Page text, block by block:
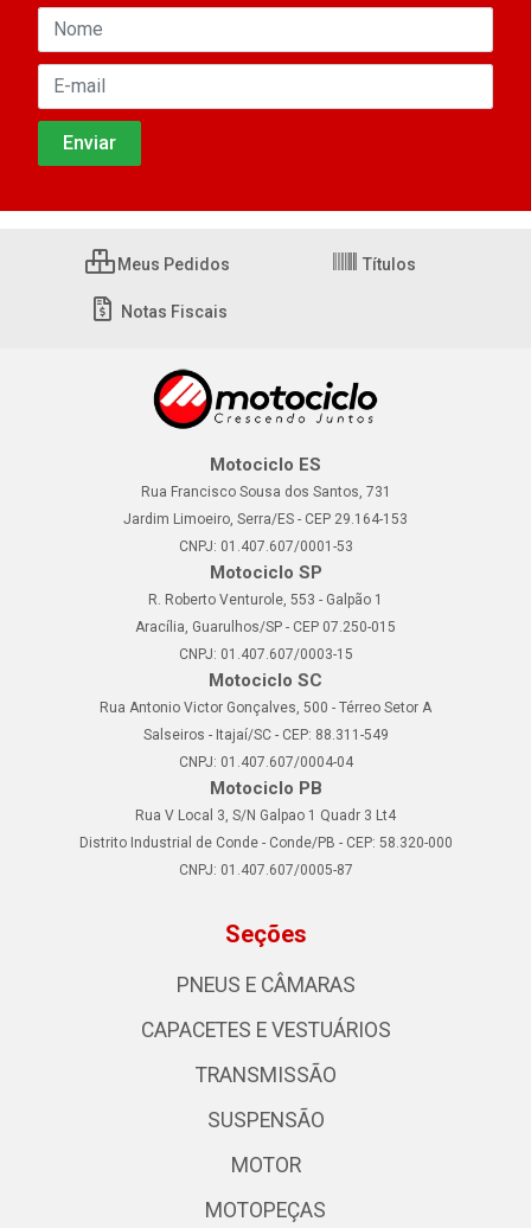
Meus Pedidos Títulos
Notas Fiscais
Motociclo ES
Rua Francisco Sousa dos Santos, 731
Jardim Limoeiro, Serra/ES - CEP 29.164-153
CNPJ: 01.407.607/0001-53
Motociclo SP
R. Roberto Venturole, 553 - Galpão 1
Aracília, Guarulhos/SP - CEP 07.250-015
CNPJ: 01.407.607/0003-15
Motociclo SC
Rua Antonio Victor Gonçalves, 500 - Térreo Setor A
Salseiros - Itajaí/SC - CEP: 88.311-549
CNPJ: 01.407.607/0004-04
Motociclo PB
Rua V Local 3, S/N Galpao 1 Quadr 3 Lt4
Distrito Industrial de Conde - Conde/PB - CEP: 58.320-000
CNPJ: 01.407.607/0005-87
Seções
PNEUS E CÂMARAS
CAPACETES E VESTUÁRIOS
TRANSMISSÃO
SUSPENSÃO
MOTOR
MOTOPEÇAS